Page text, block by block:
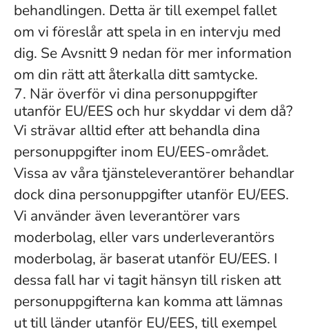
behandlingen. Detta är till exempel fallet
om vi föreslår att spela in en intervju med
dig. Se Avsnitt 9 nedan för mer information
om din rätt att återkalla ditt samtycke.
7. När överför vi dina personuppgifter
utanför EU/EES och hur skyddar vi dem då?
Vi strävar alltid efter att behandla dina
personuppgifter inom EU/EES-området.
Vissa av våra tjänsteleverantörer behandlar
dock dina personuppgifter utanför EU/EES.
Vi använder även leverantörer vars
moderbolag, eller vars underleverantörs
moderbolag, är baserat utanför EU/EES. I
dessa fall har vi tagit hänsyn till risken att
personuppgifterna kan komma att lämnas
ut till länder utanför EU/EES, till exempel